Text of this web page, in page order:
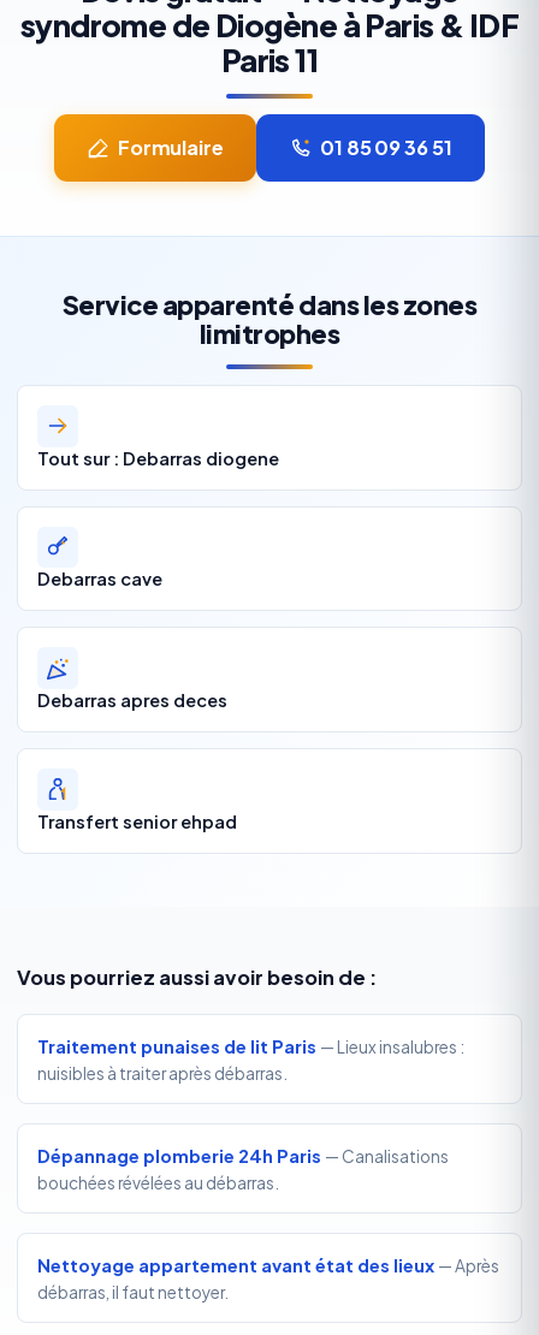
syndrome de Diogène à Paris & IDF
Paris 11
Formulaire 01 85 09 36 51
Service apparenté dans les zones
limitrophes
Tout sur : Debarras diogene
Debarras cave
Debarras apres deces
Transfert senior ehpad
Vous pourriez aussi avoir besoin de :
Traitement punaises de lit Paris — Lieux insalubres :
nuisibles à traiter après débarras.
Dépannage plomberie 24h Paris — Canalisations
bouchées révélées au débarras.
Nettoyage appartement avant état des lieux — Après
débarras, il faut nettoyer.